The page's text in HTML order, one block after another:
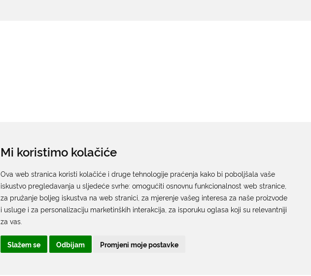
Mi koristimo kolačiće
Ova web stranica koristi kolačiće i druge tehnologije praćenja kako bi poboljšala vaše
iskustvo pregledavanja u sljedeće svrhe: omogućiti osnovnu funkcionalnost web stranice
za pružanje boljeg iskustva na web stranici za mjerenje vašeg interesa za naše proizvode
i usluge i za personalizaciju marketinških interakcija za isporuku oglasa koji su relevantniji
za vas
Slažem se Odbijam Promjeni moje postavke